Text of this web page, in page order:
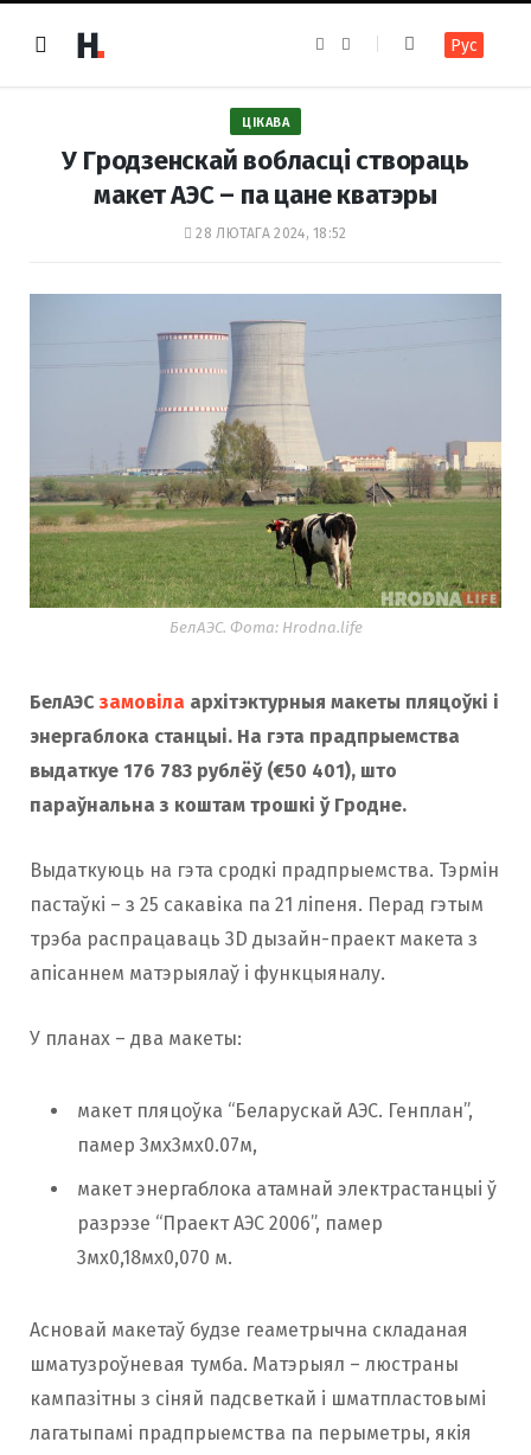
e
k
t
m
Рус
ЦІКАВА
У Гродзенскай вобласці створаць
макет АЭС – па цане кватэры
28 ЛЮТАГА 2024, 18:52
БелАЭС. Фота: Hrodna.life
БелАЭСзамовіла архітэктурныя макеты пляцоўкі і
энергаблока станцыі. На гэта прадпрыемства
выдаткуе 176 783 рублёў (€50 401), што
параўнальна з коштам трошкі ў Гродне.
Выдаткуюць на гэта сродкі прадпрыемства. Тэрмін
пастаўкі – з 25 сакавіка па 21 ліпеня. Перад гэтым
трэба распрацаваць 3D дызайн-праект макета з
апісаннем матэрыялаў і функцыяналу.
У планах – два макеты:
макет пляцоўка “Беларускай АЭС. Генплан”,
памер 3мх3мх0.07м,
макет энергаблока атамнай электрастанцыі ў
разрэзе “Праект АЭС 2006”, памер
3мх0,18мх0,070 м.
Асновай макетаў будзе геаметрычна складаная
шматузроўневая тумба. Матэрыял – люстраны
кампазітны з сіняй падсветкай і шматпластовымі
лагатыпамі прадпрыемства па перыметры, якія